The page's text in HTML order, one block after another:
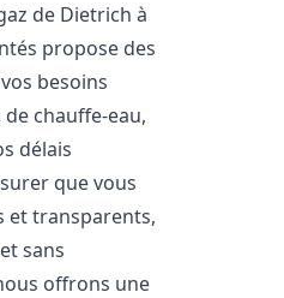
de Dietrich à
propose des
besoins
chauffe-eau,
délais
que vous
et transparents,
sans
offrons une